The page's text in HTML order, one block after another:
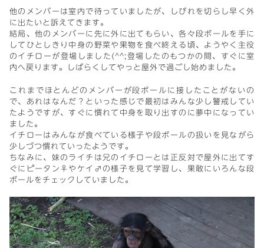
他のメンバーは室内で待っていましたが、しびれを切らし早く外
に出たいと訴えてきます。
結局、他のメンバーに先に外に出てもらい、各々段ボールを手に
してひとしきり中身の野菜や果物を食べ終える頃、ようやく主役
のイチローが登場しました(^^;登場したのもつかの間、すぐに室
内へ戻ります。しばらくしてやっと屋外で過ごし始めました。
これまでほとんどのメンバーが段ボールに接したことがないの
で、あれはなんだ？といった感じで最初はみんな少し警戒してい
たようですが、すぐに慣れて中身を取り出すのに夢中になってい
ました。
イチローはみんなが食べている様子や段ボールの扱いを見ながら
少しづつ慣れていったようです。
ちなみに、妹のライチは兄のイチローとは正反対で屋外に出てす
ぐにピータン♀やケイ♂の様子を見て学習し、果敢にいろんな段
ボールをチェックしていました。